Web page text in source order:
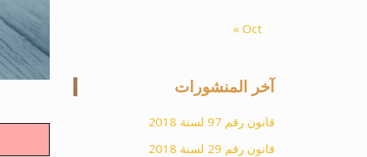
« Oct
آخر المنشورات
قانون رقم 97 لسنة 2018
قانون رقم 29 لسنة 2018